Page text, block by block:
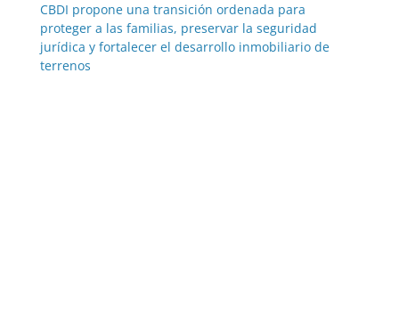
CBDI propone una transición ordenada para
proteger a las familias, preservar la seguridad
jurídica y fortalecer el desarrollo inmobiliario de
terrenos